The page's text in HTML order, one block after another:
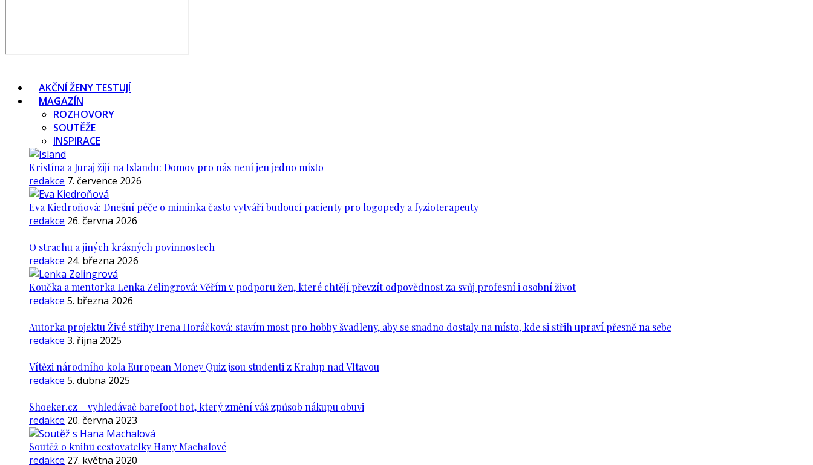
AKČNÍ ŽENY TESTUJÍ
MAGAZÍN
ROZHOVORY
SOUTĚŽE
INSPIRACE
Kristína a Juraj žijí na Islandu: Domov pro nás není jen jedno místo
redakce 7. července 2026
Eva Kiedroňová: Dnešní péče o miminka často vytváří budoucí pacienty pro logopedy a fyzioterapeuty
redakce 26. června 2026
O strachu a jiných krásných povinnostech
redakce 24. března 2026
Koučka a mentorka Lenka Zelingrová: Věřím v podporu žen, které chtějí převzít odpovědnost za svůj profesní i osobní život
redakce 5. března 2026
Autorka projektu Živé střihy Irena Horáčková: stavím most pro hobby švadleny, aby se snadno dostaly na místo, kde si střih upraví přesně na sebe
redakce 3. října 2025
Vítězi národního kola European Money Quiz jsou studenti z Kralup nad Vltavou
redakce 5. dubna 2025
Shoeker.cz – vyhledávač barefoot bot, který změní váš způsob nákupu obuvi
redakce 20. června 2023
Soutěž o knihu cestovatelky Hany Machalové
redakce 27. května 2020